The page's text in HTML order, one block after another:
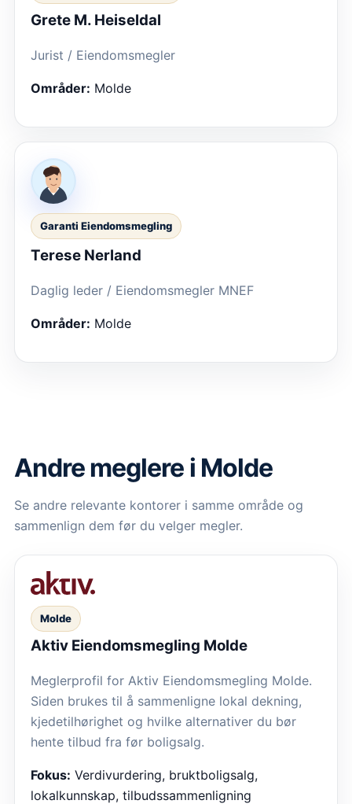
Grete M. Heiseldal
Jurist / Eiendomsmegler
Områder: Molde
Garanti Eiendomsmegling
Terese Nerland
Daglig leder / Eiendomsmegler MNEF
Områder: Molde
Andre meglere i Molde
Se andre relevante kontorer i samme område og
sammenlign dem før du velger megler.
Molde
Aktiv Eiendomsmegling Molde
Meglerprofil for Aktiv Eiendomsmegling Molde.
Siden brukes til å sammenligne lokal dekning,
kjedetilhørighet og hvilke alternativer du bør
hente tilbud fra før boligsalg.
Fokus: Verdivurdering, bruktboligsalg,
lokalkunnskap, tilbudssammenligning